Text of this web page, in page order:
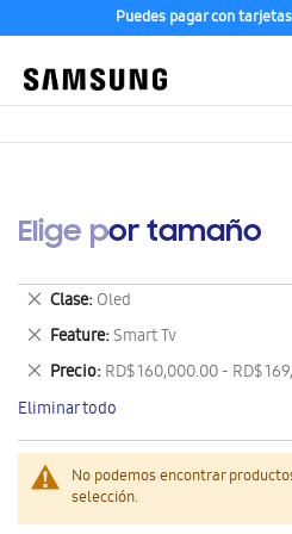
Puedes pagar con
Elige por tamaño
No podemos encontrar
selección.
Clase Oled
Eliminar
este
artículo
Feature Smart Tv
Eliminar
este
artículo
Precio RD$ 160,000.00 - RD$
Eliminar
este
artículo
Eliminar todo